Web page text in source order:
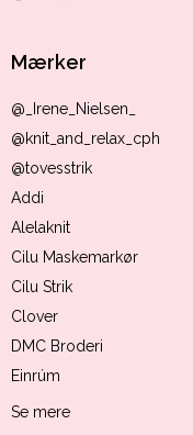
Mærker
@_Irene_Nielsen_
@knit_and_relax_cph
@tovesstrik
Addi
Alelaknit
Cilu Maskemarkør
Cilu Strik
Clover
DMC Broderi
Einrúm
Se mere